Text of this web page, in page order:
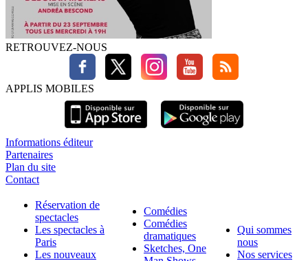
RETROUVEZ-NOUS
APPLIS MOBILES
Informations éditeur
Partenaires
Plan du site
Contact
Réservation de
spectacles
Les spectacles à
Paris
Les nouveaux
Comédies
Comédies
dramatiques
Sketches, One
Qui sommes
nous
Nos services